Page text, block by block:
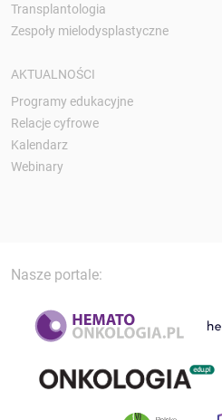
Transplantologia
Zespoły mielodysplastyczne
AKTUALNOŚCI
Programy edukacyjne
Relacje cyfrowe
Kalendarz
Webinary
Nasze portale: